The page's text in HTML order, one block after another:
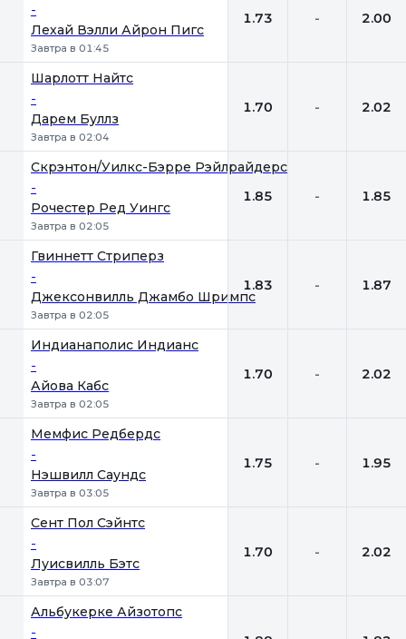
-
Лехай Вэлли Айрон Пигс
Завтра в 01:45
1.73 - 2.00
Шарлотт Найтс
-
Дарем Буллз
Завтра в 02:04
1.70 - 2.02
Скрэнтон/Уилкс-Бэрре Рэйлрайдерс
-
Рочестер Ред Уингс
Завтра в 02:05
1.85 - 1.85
Гвиннетт Стриперз
-
Джексонвилль Джамбо Шримпс
Завтра в 02:05
1.83 - 1.87
Индианаполис Индианс
-
Айова Кабс
Завтра в 02:05
1.70 - 2.02
Мемфис Редбердс
-
Нэшвилл Саундс
Завтра в 03:05
1.75 - 1.95
Сент Пол Сэйнтс
-
Луисвилль Бэтс
Завтра в 03:07
1.70 - 2.02
Альбукерке Айзотопс
-